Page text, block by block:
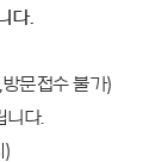
다.
문접수 불가)
니다.
)